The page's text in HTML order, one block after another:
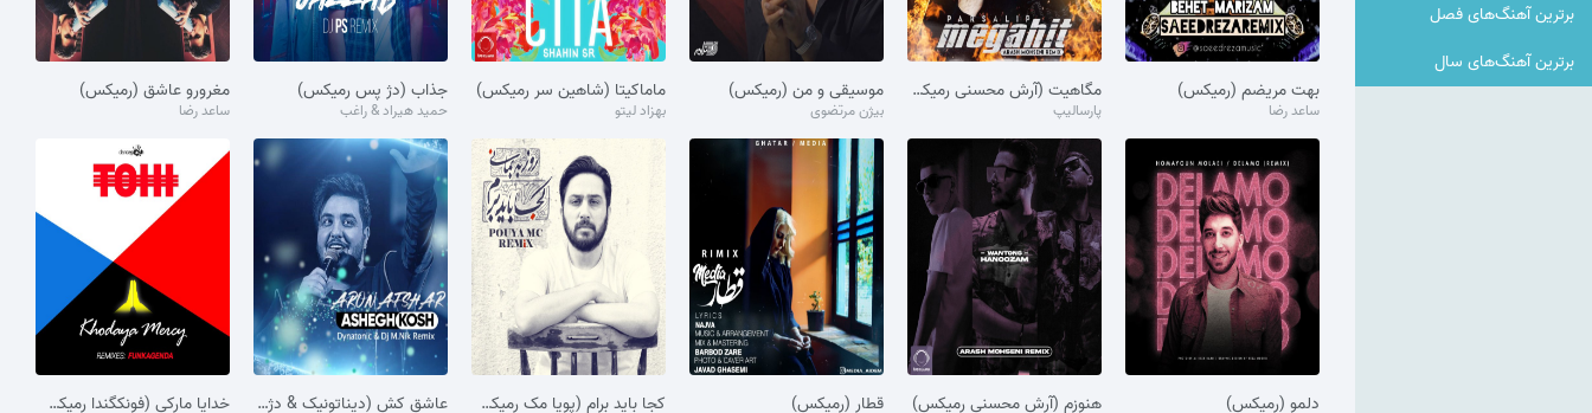
برترین آهنگ‌های فصل
برترین آهنگ‌های سال
بهت مریضم (رمیکس)
ساعد رضا
مگاهیت (آرش محسنی رمیکس)
پارسالیپ
موسیقی و من (رمیکس)
بیژن مرتضوی
ماماکیتا (شاهین سر رمیکس)
بهزاد لیتو
جذاب (دژ پس رمیکس)
حمید هیراد & راغب
مغرورو عاشق (رمیکس)
ساعد رضا
دلمو (رمیکس) هنوزم (آرش محسنی رمیکس) قطار (رمیکس) کجا باید برام (پویا مک رمیکس) عاشق کش (دیناتونیک & دژ م.نیک رمیکس) خدایا مارکی (فونکگندا رمیکس)